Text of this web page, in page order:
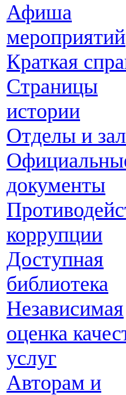
Афиша
мероприятий
Краткая
Страницы
истории
Отделы и
документы
коррупции
Доступная
библиотека
Независимая
оценка
услуг
Авторам и